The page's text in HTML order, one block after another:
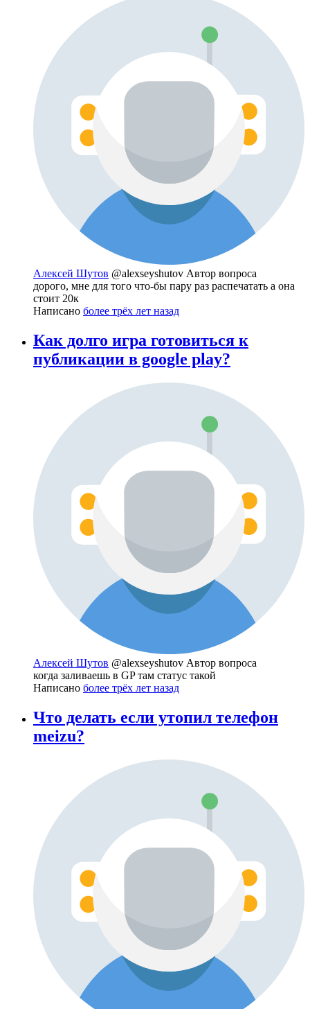
Алексей Шутов @alexseyshutov Автор вопроса
дорого, мне для того что-бы пару раз распечатать а она
стоит 20к
Написано более трёх лет назад
Как долго игра готовиться к
публикации в google play?
Алексей Шутов @alexseyshutov Автор вопроса
когда заливаешь в GP там статус такой
Написано более трёх лет назад
Что делать если утопил телефон
meizu?